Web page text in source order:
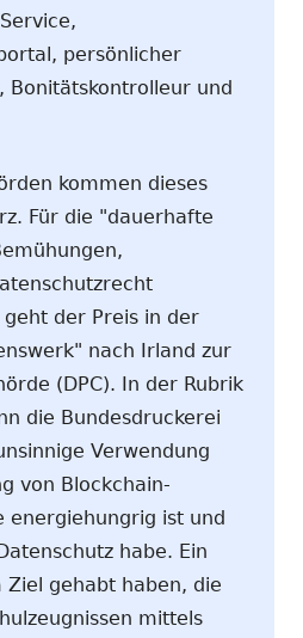
persönlicher
Bonitätskontrolleur und
kommen dieses
Für die "dauerhafte
der Preis in der
nach Irland zur
(DPC). In der Rubrik
die Bundesdruckerei
Verwendung
von Blockchain-
energiehungrig ist und
habe. Ein
Ziel gehabt haben, die
mittels